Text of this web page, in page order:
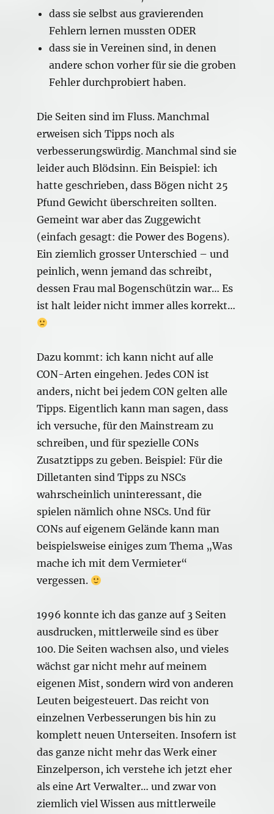
dass sie selbst aus gravierenden
Fehlern lernen mussten ODER
dass sie in Vereinen sind, in denen
andere schon vorher für sie die groben
Fehler durchprobiert haben.
Die Seiten sind im Fluss. Manchmal
erweisen sich Tipps noch als
verbesserungswürdig. Manchmal sind sie
leider auch Blödsinn. Ein Beispiel: ich
hatte geschrieben, dass Bögen nicht 25
Pfund Gewicht überschreiten sollten.
Gemeint war aber das Zuggewicht
(einfach gesagt: die Power des Bogens).
Ein ziemlich grosser Unterschied – und
peinlich, wenn jemand das schreibt,
dessen Frau mal Bogenschützin war… Es
ist halt leider nicht immer alles korrekt…
Dazu kommt: ich kann nicht auf alle
CON-Arten eingehen. Jedes CON ist
anders, nicht bei jedem CON gelten alle
Tipps. Eigentlich kann man sagen, dass
ich versuche, für den Mainstream zu
schreiben, und für spezielle CONs
Zusatztipps zu geben. Beispiel: Für die
Dilletanten sind Tipps zu NSCs
wahrscheinlich uninteressant, die
spielen nämlich ohne NSCs. Und für
CONs auf eigenem Gelände kann man
beispielsweise einiges zum Thema „Was
mache ich mit dem Vermieter“
vergessen.
1996 konnte ich das ganze auf 3 Seiten
ausdrucken, mittlerweile sind es über
100. Die Seiten wachsen also, und vieles
wächst gar nicht mehr auf meinem
eigenen Mist, sondern wird von anderen
Leuten beigesteuert. Das reicht von
einzelnen Verbesserungen bis hin zu
komplett neuen Unterseiten. Insofern ist
das ganze nicht mehr das Werk einer
Einzelperson, ich verstehe ich jetzt eher
als eine Art Verwalter… und zwar von
ziemlich viel Wissen aus mittlerweile